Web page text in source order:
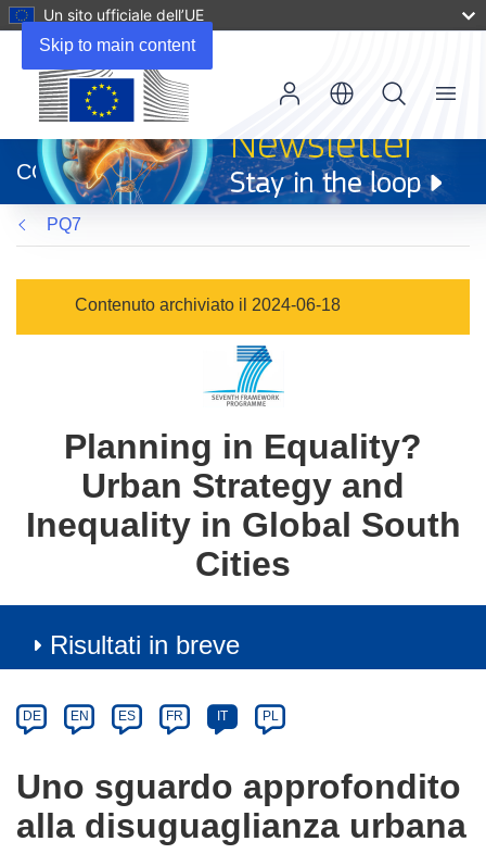
Skip to main content
Un sito ufficiale dell’UE
apre
in
una
nuova
finestra)
CORDIS
Menu
PQ7
Contenuto archiviato il 2024-06-18
Planning in Equality?
Urban Strategy and
Inequality in Global South
Cities
Risultati in breve
Category
Article
available
the
following
languages:
DE EN ES FR IT PL
Uno sguardo approfondito
alla disuguaglianza urbana